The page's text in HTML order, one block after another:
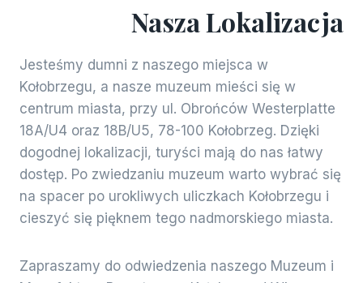
Nasza Lokalizacja
Jesteśmy dumni z naszego miejsca w
Kołobrzegu, a nasze muzeum mieści się w
centrum miasta, przy ul. Obrońców Westerplatte
18A/U4 oraz 18B/U5, 78-100 Kołobrzeg. Dzięki
dogodnej lokalizacji, turyści mają do nas łatwy
dostęp. Po zwiedzaniu muzeum warto wybrać się
na spacer po urokliwych uliczkach Kołobrzegu i
cieszyć się pięknem tego nadmorskiego miasta.
Zapraszamy do odwiedzenia naszego Muzeum i